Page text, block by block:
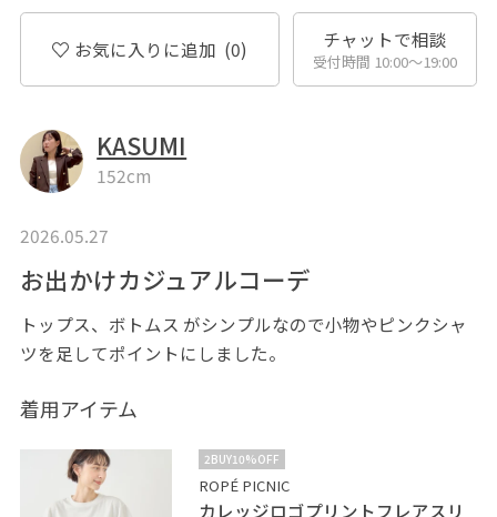
お気に入りに追加 (0) チャットで相談
受付時間 10:00〜19:00
KASUMI
152cm
2026.05.27
お出かけカジュアルコーデ
トップス、ボトムス がシンプルなので小物やピンクシャ
ツを足してポイントにしました。
着用アイテム
2BUY10%OFF
ROPÉ PICNIC
カレッジロゴプリントフレアスリ